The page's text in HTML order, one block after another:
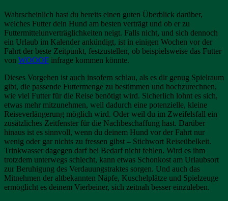
Wahrscheinlich hast du bereits einen guten Überblick darüber,
welches Futter dein Hund am besten verträgt und ob er zu
Futtermittelunverträglichkeiten neigt. Falls nicht, und sich dennoch
ein Urlaub im Kalender ankündigt, ist in einigen Wochen vor der
Fahrt der beste Zeitpunkt, festzustellen, ob beispielsweise das Futter
von WOOOF infrage kommen könnte.
Dieses Vorgehen ist auch insofern schlau, als es dir genug Spielraum
gibt, die passende Futtermenge zu bestimmen und hochzurechnen,
wie viel Futter für die Reise benötigt wird. Sicherlich lohnt es sich,
etwas mehr mitzunehmen, weil dadurch eine potenzielle, kleine
Reiseverlängerung möglich wird. Oder weil du im Zweifelsfall ein
zusätzliches Zeitfenster für die Nachbeschaffung hast. Darüber
hinaus ist es sinnvoll, wenn du deinem Hund vor der Fahrt nur
wenig oder gar nichts zu fressen gibst – Stichwort Reiseübelkeit.
Trinkwasser dagegen darf bei Bedarf nicht fehlen. Wird es ihm
trotzdem unterwegs schlecht, kann etwas Schonkost am Urlaubsort
zur Beruhigung des Verdauungstraktes sorgen. Und auch das
Mitnehmen der altbekannten Näpfe, Kuschelplätze und Spielzeuge
ermöglicht es deinem Vierbeiner, sich zeitnah besser einzuleben.